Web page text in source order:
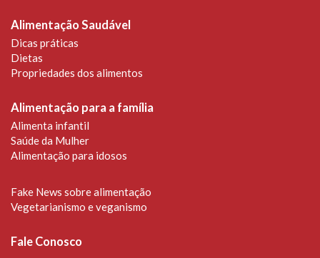
Alimentação Saudável
Dicas práticas
Dietas
Propriedades dos alimentos
Alimentação para a família
Alimenta infantil
Saúde da Mulher
Alimentação para idosos
Fake News sobre alimentação
Vegetarianismo e veganismo
Fale Conosco